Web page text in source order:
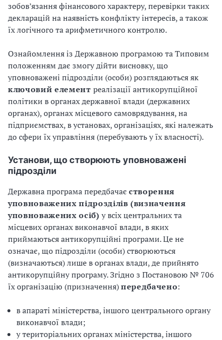
зобов’язання фінансового характеру, перевірки таких
декларацій на наявність конфлікту інтересів, а також
їх логічного та арифметичного контролю.
Ознайомлення із Державною програмою та Типовим
положенням дає змогу дійти висновку, що
уповноважені підрозділи (особи) розглядаються як
ключовий елемент реалізації антикорупційної
політики в органах державної влади (державних
органах), органах місцевого самоврядування, на
підприємствах, в установах, організаціях, які належать
до сфери їх управління (перебувають у їх власності).
Установи, що створюють уповноважені
підрозділи
Державна програма передбачає створення
уповноважених підрозділів (визначення
уповноважених осіб) у всіх центральних та
місцевих органах виконавчої влади, в яких
приймаються антикорупційні програми. Це не
означає, що підрозділи (особи) створюються
(визначаються) лише в органах влади, де прийнято
антикорупційну програму. Згідно з Постановою № 706
їх організацію (призначення)передбачено:
в апараті міністерства, іншого центрального органу
виконавчої влади;
у територіальних органах міністерства, іншого